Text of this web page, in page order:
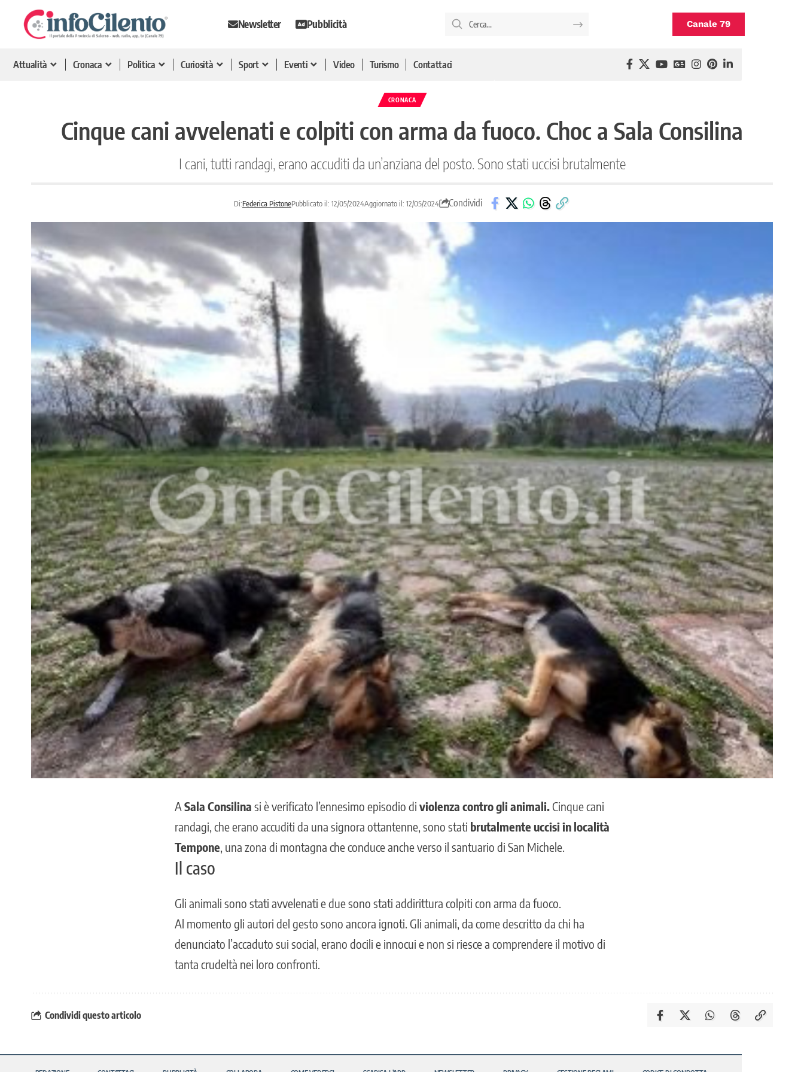
Newsletter Pubblicità Canale 79
Attualità Cronaca Politica Curiosità Sport Eventi Video Turismo Contattaci
CRONACA
Cinque cani avvelenati e colpiti con arma da fuoco. Choc a Sala Consilina
I cani, tutti randagi, erano accuditi da un’anziana del posto. Sono stati uccisi brutalmente
Di:Federica PistonePubblicato il: 12/05/2024Aggiornato il: 12/05/2024 Condividi
A Sala Consilina si è verificato l’ennesimo episodio di violenza contro gli animali.Cinque cani
randagi, che erano accuditi da una signora ottantenne, sono stati brutalmente uccisi in località
Tempone , una zona di montagna che conduce anche verso il santuario di San Michele.
Il caso
Gli animali sono stati avvelenati e due sono stati addirittura colpiti con arma da fuoco.
Al momento gli autori del gesto sono ancora ignoti. Gli animali, da come descritto da chi ha
denunciato l’accaduto sui social, erano docili e innocui e non si riesce a comprendere il motivo di
tanta crudeltà nei loro confronti.
Condividi questo articolo